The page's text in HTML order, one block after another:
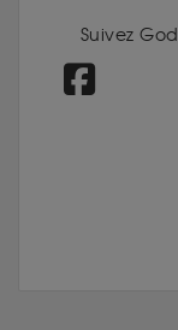
Suivez